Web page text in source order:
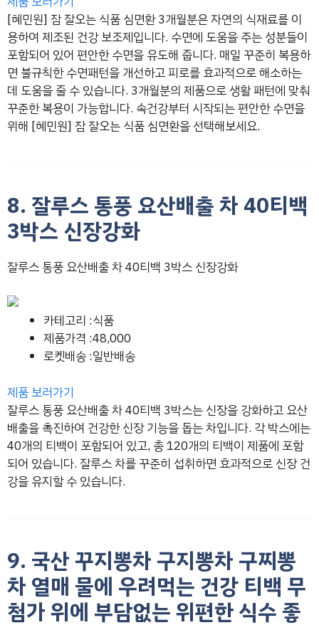
[혜민원] 잠 잘오는 식품 심면환 3개월분은 자연의 식재료를 이
용하여 제조된 건강 보조제입니다. 수면에 도움을 주는 성분들이
포함되어 있어 편안한 수면을 유도해 줍니다. 매일 꾸준히 복용하
면 불규칙한 수면패턴을 개선하고 피로를 효과적으로 해소하는
데 도움을 줄 수 있습니다. 3개월분의 제품으로 생활 패턴에 맞춰
꾸준한 복용이 가능합니다. 속건강부터 시작되는 편안한 수면을
위해 [혜민원] 잠 잘오는 식품 심면환을 선택해보세요.
8. 잘루스 통풍 요산배출 차 40티백
3박스 신장강화
잘루스 통풍 요산배출 차 40티백 3박스 신장강화
카테고리 :식품
제품가격 :48,000
로켓배송 :일반배송
제품 보러가기
잘루스 통풍 요산배출 차 40티백 3박스는 신장을 강화하고 요산
배출을 촉진하여 건강한 신장 기능을 돕는 차입니다. 각 박스에는
40개의 티백이 포함되어 있고, 총 120개의 티백이 제품에 포함
되어 있습니다. 잘루스 차를 꾸준히 섭취하면 효과적으로 신장 건
강을 유지할 수 있습니다.
9. 국산 꾸지뽕차 구지뽕차 구찌뽕
차 열매 물에 우려먹는 건강 티백 무
첨가 위에 부담없는 위편한 식수 좋